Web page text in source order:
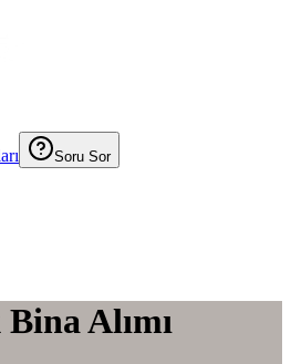
Soru Sor
Alımı